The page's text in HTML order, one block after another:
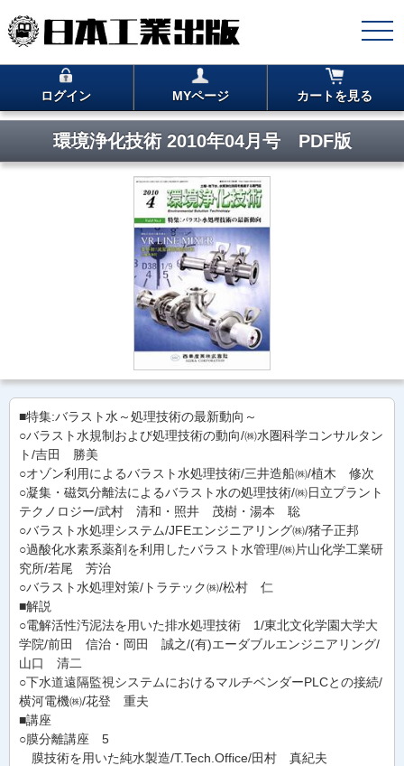
ログイン MYページ カートを見る
環境浄化技術 2010年04月号 PDF版
■特集:バラスト水～処理技術の最新動向～
○バラスト水規制および処理技術の動向/㈱水圏科学コンサルタン
ト/吉田 勝美
○オゾン利用によるバラスト水処理技術/三井造船㈱/植木 修次
○凝集・磁気分離法によるバラスト水の処理技術/㈱日立プラント
テクノロジー/武村 清和・照井 茂樹・湯本 聡
○バラスト水処理システム/JFEエンジニアリング㈱/猪子正邦
○過酸化水素系薬剤を利用したバラスト水管理/㈱片山化学工業研
究所/若尾 芳治
○バラスト水処理対策/トラテック㈱/松村 仁
■解説
○電解活性汚泥法を用いた排水処理技術 1/東北文化学園大学大
学院/前田 信治・岡田 誠之/(有)エーダブルエンジニアリング/
山口 清二
○下水道遠隔監視システムにおけるマルチベンダーPLCとの接続/
横河電機㈱/花登 重夫
■講座
○膜分離講座 5
膜技術を用いた純水製造/T.Tech.Office/田村 真紀夫